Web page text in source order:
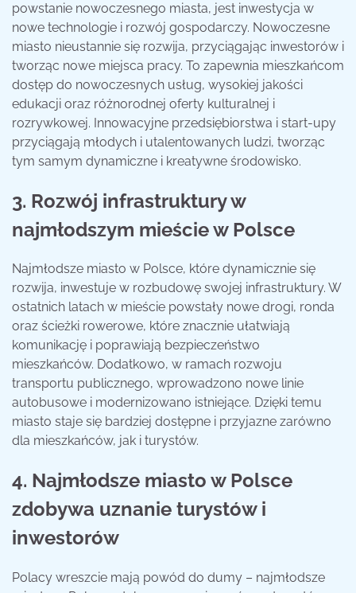
powstanie nowoczesnego miasta, jest inwestycja w
nowe technologie i rozwój gospodarczy. Nowoczesne
miasto nieustannie się rozwija, przyciągając inwestorów i
tworząc nowe miejsca pracy. To zapewnia mieszkańcom
dostęp do nowoczesnych usług, wysokiej jakości
edukacji oraz różnorodnej oferty kulturalnej i
rozrywkowej. Innowacyjne przedsiębiorstwa i start-upy
przyciągają młodych i utalentowanych ludzi, tworząc
tym samym dynamiczne i kreatywne środowisko.
3. Rozwój infrastruktury w
najmłodszym mieście w Polsce
Najmłodsze miasto w Polsce, które dynamicznie się
rozwija, inwestuje w rozbudowę swojej infrastruktury. W
ostatnich latach w mieście powstały nowe drogi, ronda
oraz ścieżki rowerowe, które znacznie ułatwiają
komunikację i poprawiają bezpieczeństwo
mieszkańców. Dodatkowo, w ramach rozwoju
transportu publicznego, wprowadzono nowe linie
autobusowe i modernizowano istniejące. Dzięki temu
miasto staje się bardziej dostępne i przyjazne zarówno
dla mieszkańców, jak i turystów.
4. Najmłodsze miasto w Polsce
zdobywa uznanie turystów i
inwestorów
Polacy wreszcie mają powód do dumy – najmłodsze